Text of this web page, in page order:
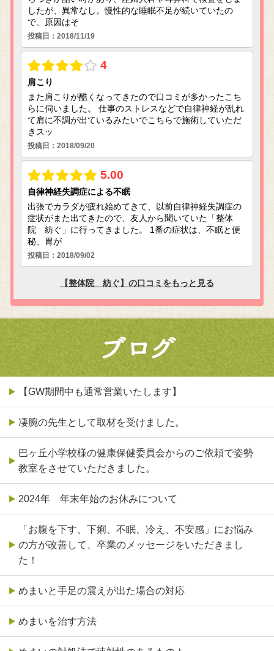
【GW期間中も通常営業いたします】
凄腕の先生として取材を受けました。
巴ヶ丘小学校様の健康保健委員会からのご依頼で姿勢
教室をさせていただきました。
2024年 年末年始のお休みについて
「お腹を下す、下痢、不眠、冷え、不安感」にお悩み
の方が改善して、卒業のメッセージをいただきまし
た！
めまいと手足の震えが出た場合の対応
めまいを治す方法